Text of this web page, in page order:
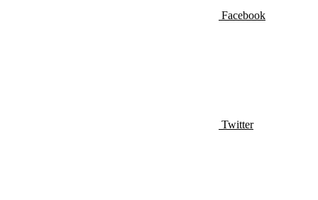
Facebook
Twitter